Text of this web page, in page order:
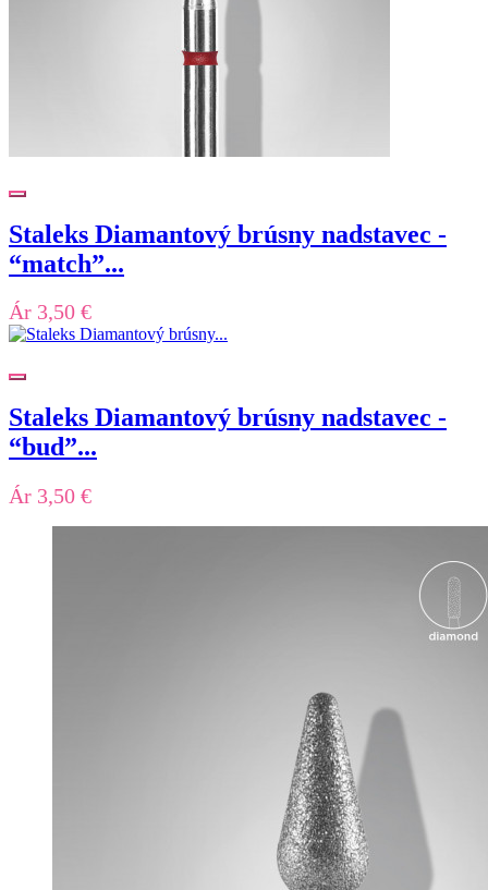
Staleks Diamantový brúsny nadstavec -
“match”...
Ár 3,50 €
Staleks Diamantový brúsny nadstavec -
“bud”...
Ár 3,50 €